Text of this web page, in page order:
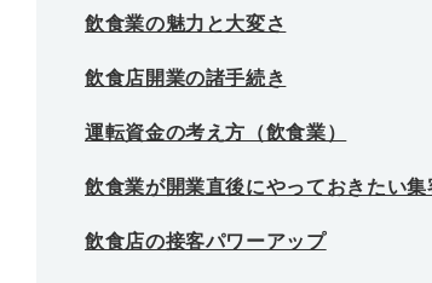
飲食業の魅力と大変さ
飲食店開業の諸手続き
運転資金の考え方（飲食業）
飲食業が開業直後にやっておきたい集
飲食店の接客パワーアップ